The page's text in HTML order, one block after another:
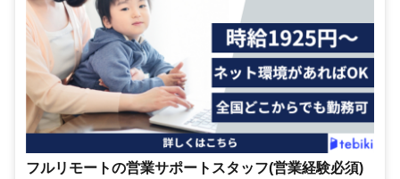
フルリモートの営業サポートスタッフ(営業経験必須)